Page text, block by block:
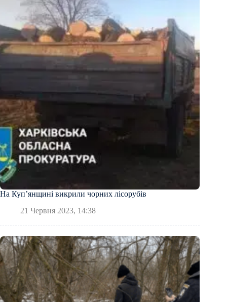
На Куп’янщині викрили чорних лісорубів
21 Червня 2023, 14:38